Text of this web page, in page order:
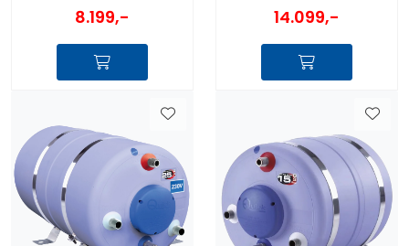
8.199,- 14.099,-